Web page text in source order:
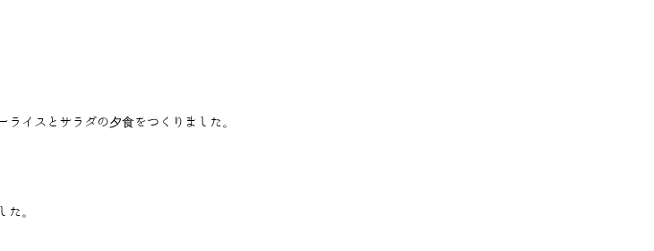
イスとサラダの夕食をつくりました。
た。